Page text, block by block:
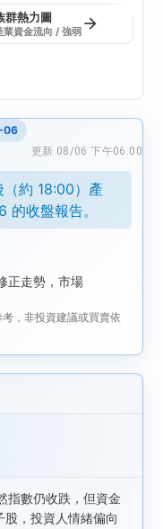
群熱力圖
業資金流向 / 強弱
指數仍收跌，但資金
，投資人情緒偏向
06
更新 08/06 下午06:00
約 18:00）產
收盤報告。
正走勢，市場
，非投資建議或買賣依